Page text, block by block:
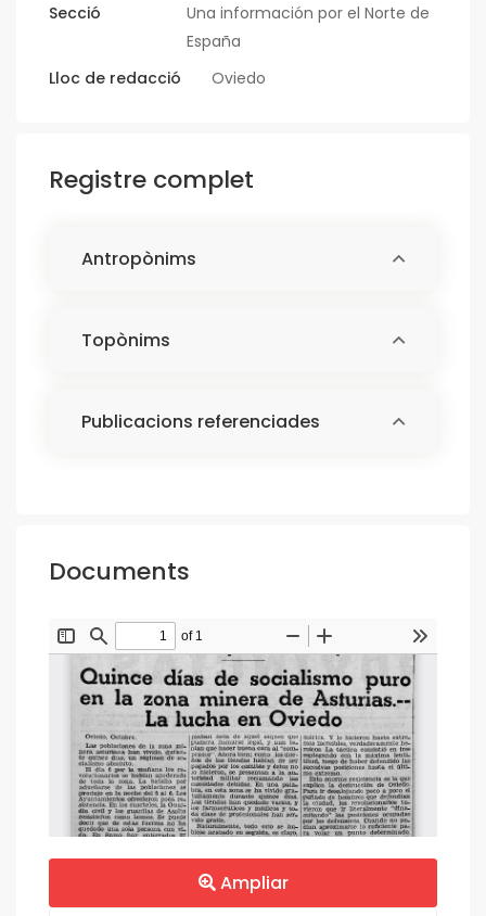
Secció
Una información por el Norte de
España
Lloc de redacció
Oviedo
Registre complet
Antropònims
Topònims
Publicacions referenciades
Documents
Ampliar